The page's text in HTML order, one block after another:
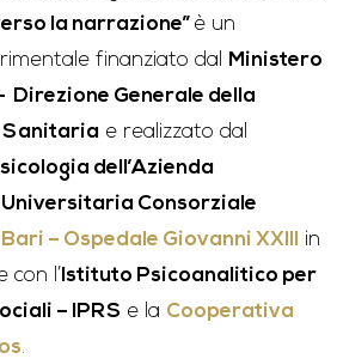
la narrazione” è un
finanziato dal
Ministero
Direzione Generale della
Sanitaria e realizzato dal
dell’Azienda
Consorziale
– Ospedale Giovanni XXIII
in
con l’ Istituto Psicoanalitico per
– IPRS e la Cooperativa
.